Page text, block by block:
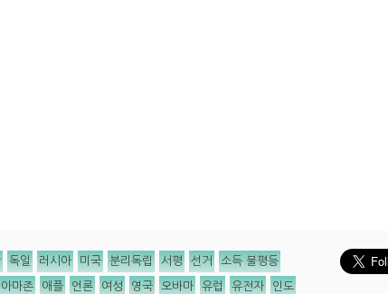
독일 러시아 미국 분리독립 서평 선거 소득 불평등
아마존 애플 언론 여성 영국 오바마 유럽 유전자 인도